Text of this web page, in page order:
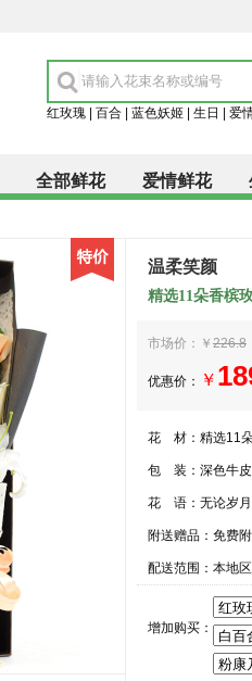
红玫瑰 百合 蓝色妖姬 生日 爱
全部鲜花 爱情鲜花
温柔笑颜
精选11朵香槟
市场价：￥ 226.8
优惠价： ￥
花 材： 精选11
包 装： 深色牛
花 语： 无论岁
附送赠品：免费
配送范围：本地
增加购买：